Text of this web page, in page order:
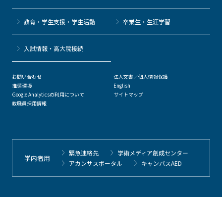
教育・学生支援・学生活動 卒業生・生涯学習
⼊試情報・高大院接続
お問い合わせ
推奨環境
Google Analyticsの利用について
教職員採用情報
法人文書／個人情報保護
English
サイトマップ
学内者用
緊急連絡先
学術メディア創成センター
アカンサスポータル
キャンパスAED